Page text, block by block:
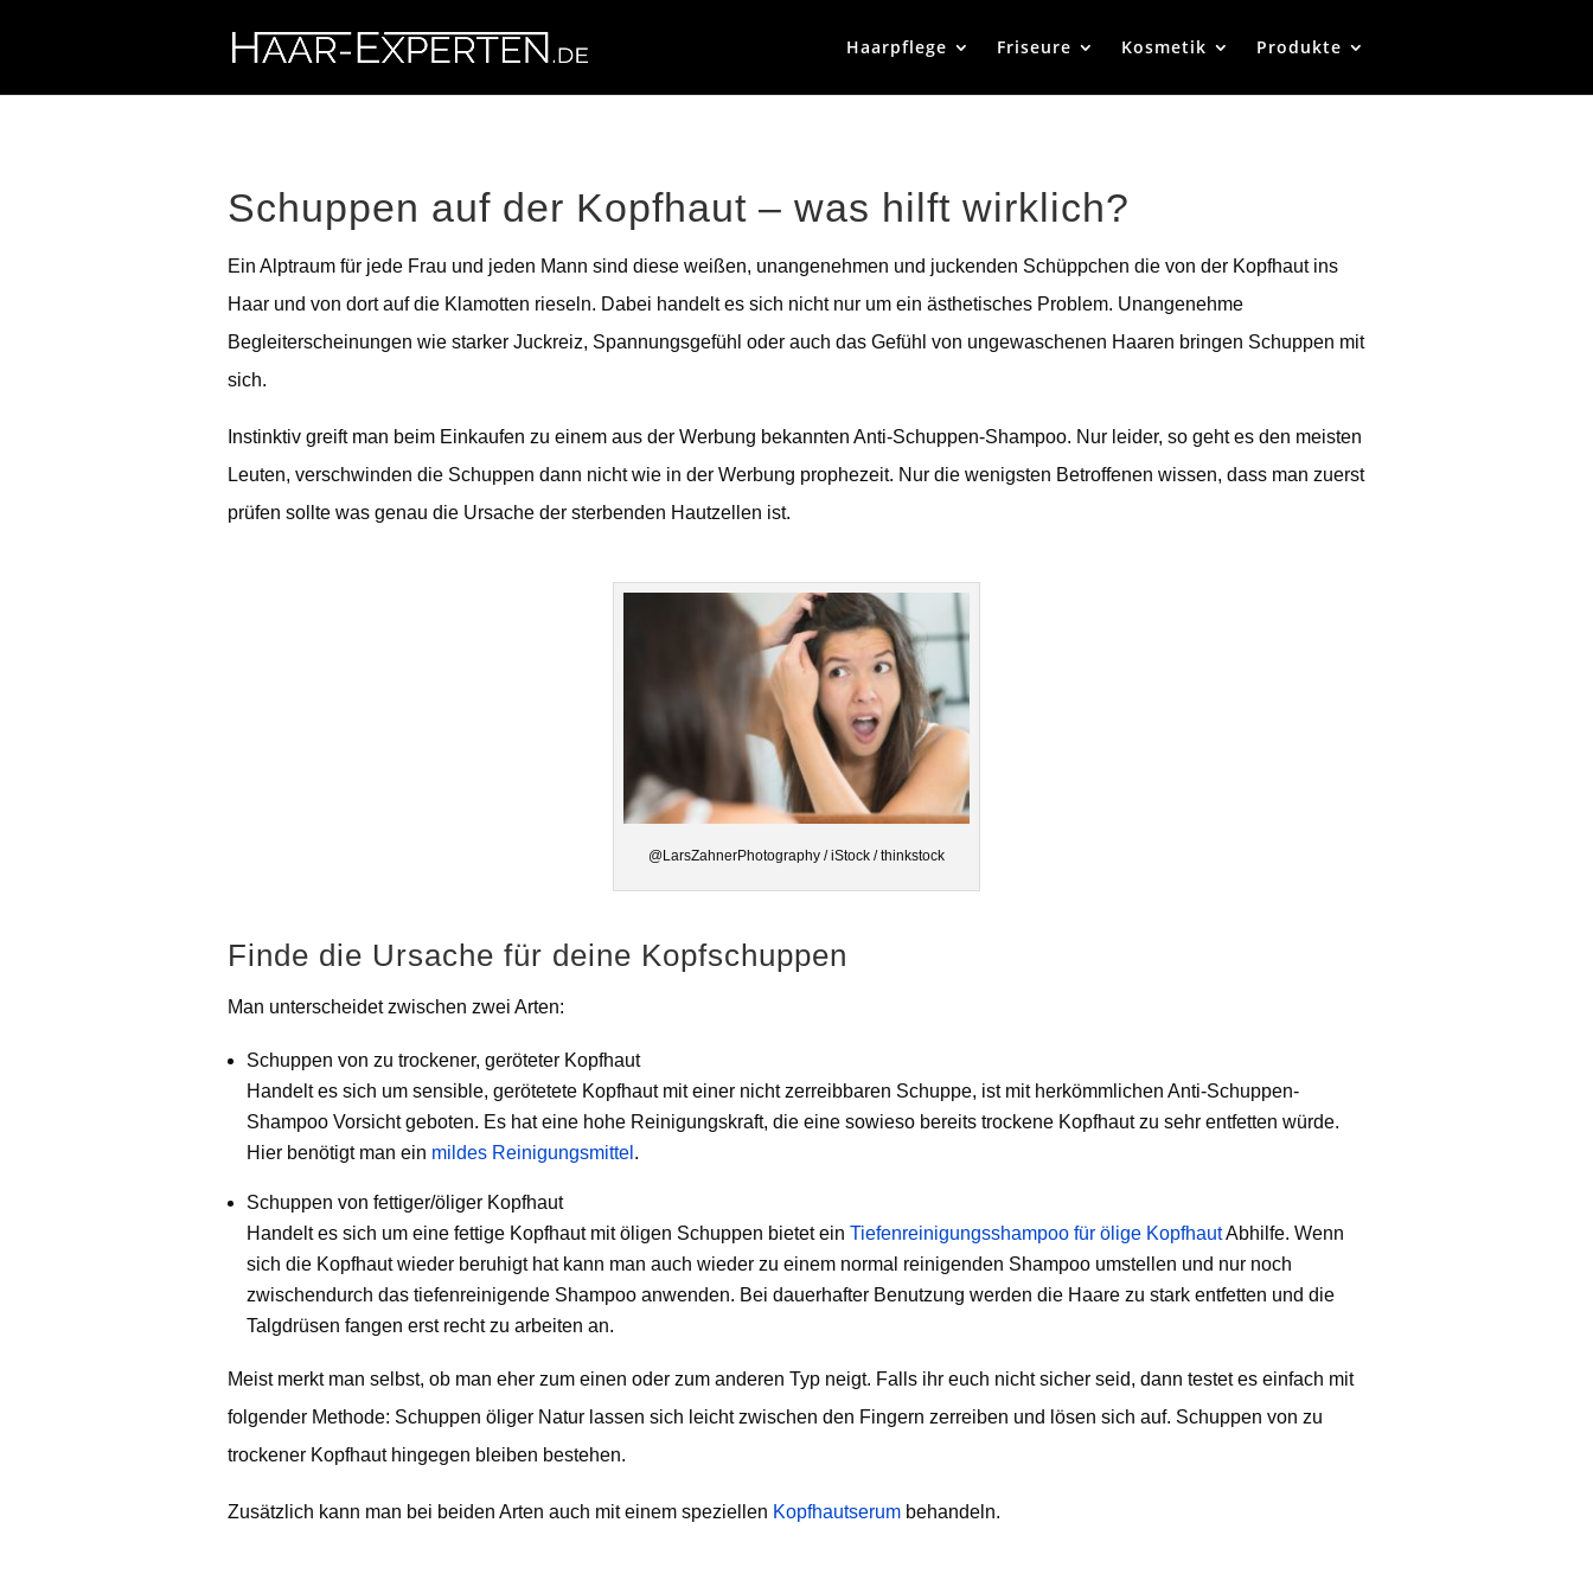
Haarpflege Friseure Kosmetik Produkte
Schuppen auf der Kopfhaut – was hilft wirklich?
Ein Alptraum für jede Frau und jeden Mann sind diese weißen, unangenehmen und juckenden Schüppchen die von der Kopfhaut ins
Haar und von dort auf die Klamotten rieseln. Dabei handelt es sich nicht nur um ein ästhetisches Problem. Unangenehme
Begleiterscheinungen wie starker Juckreiz, Spannungsgefühl oder auch das Gefühl von ungewaschenen Haaren bringen Schuppen mit
sich.
Instinktiv greift man beim Einkaufen zu einem aus der Werbung bekannten Anti-Schuppen-Shampoo. Nur leider, so geht es den meisten
Leuten, verschwinden die Schuppen dann nicht wie in der Werbung prophezeit. Nur die wenigsten Betroffenen wissen, dass man zuerst
prüfen sollte was genau die Ursache der sterbenden Hautzellen ist.
@LarsZahnerPhotography / iStock / thinkstock
Finde die Ursache für deine Kopfschuppen
Man unterscheidet zwischen zwei Arten:
Schuppen von zu trockener, geröteter Kopfhaut
Handelt es sich um sensible, gerötetete Kopfhaut mit einer nicht zerreibbaren Schuppe, ist mit herkömmlichen Anti-Schuppen-
Shampoo Vorsicht geboten. Es hat eine hohe Reinigungskraft, die eine sowieso bereits trockene Kopfhaut zu sehr entfetten würde.
Hier benötigt man ein mildes Reinigungsmittel .
Schuppen von fettiger/öliger Kopfhaut
Handelt es sich um eine fettige Kopfhaut mit öligen Schuppen bietet ein Tiefenreinigungsshampoo für ölige KopfhautAbhilfe. Wenn
sich die Kopfhaut wieder beruhigt hat kann man auch wieder zu einem normal reinigenden Shampoo umstellen und nur noch
zwischendurch das tiefenreinigende Shampoo anwenden. Bei dauerhafter Benutzung werden die Haare zu stark entfetten und die
Talgdrüsen fangen erst recht zu arbeiten an.
Meist merkt man selbst, ob man eher zum einen oder zum anderen Typ neigt. Falls ihr euch nicht sicher seid, dann testet es einfach mit
folgender Methode: Schuppen öliger Natur lassen sich leicht zwischen den Fingern zerreiben und lösen sich auf. Schuppen von zu
trockener Kopfhaut hingegen bleiben bestehen.
Zusätzlich kann man bei beiden Arten auch mit einem speziellen Kopfhautserum behandeln.